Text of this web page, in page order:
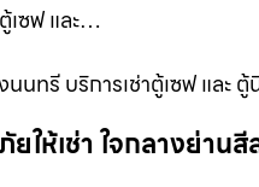
เซฟ และ…
นนทรี บริการเช่าตู้เซฟ แล
ยให้เช่า ใจกลางย่า